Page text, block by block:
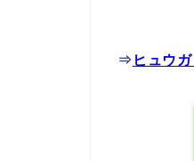
⇒ ヒュウ